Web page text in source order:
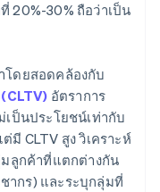
20%-30% ถือว่าเป็น
ดยสอดคล้องกับ
อัตราการ
เป็นประโยชน์เท่ากับ
มี CLTV สูง วิเคราะห์
มลูกค้าที่แตกต่างกัน
ากร) และระบุกลุ่มที่